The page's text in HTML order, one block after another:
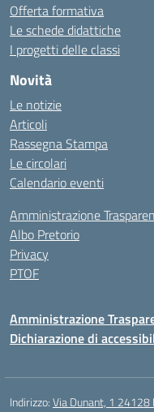
Offerta formativa
Le schede didattiche
I progetti delle classi
Novità
Le notizie
Articoli
Rassegna Stampa
Le circolari
Calendario eventi
Amministrazione
Albo Pretorio
Privacy
PTOF
Amministrazione
Dichiarazione di
Indirizzo:Via Dunant, 1 24128